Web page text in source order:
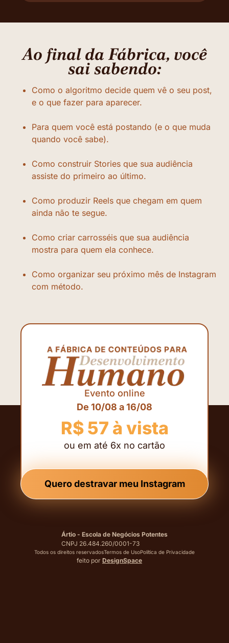
Ao final da Fábrica, você
sai sabendo:
Como o algoritmo decide quem vê o seu post,
e o que fazer para aparecer.
Para quem você está postando (e o que muda
quando você sabe).
Como construir Stories que sua audiência
assiste do primeiro ao último.
Como produzir Reels que chegam em quem
ainda não te segue.
Como criar carrosséis que sua audiência
mostra para quem ela conhece.
Como organizar seu próximo mês de Instagram
com método.
Evento online
De 10/08 a 16/08
R$ 57 à vista
ou em até 6x no cartão
Quero destravar meu Instagram
Ártio - Escola de Negócios Potentes
CNPJ 26.484.260/0001-73
Todos os direitos reservadosTermos de UsoPolítica de Privacidade
feito por DesignSpace